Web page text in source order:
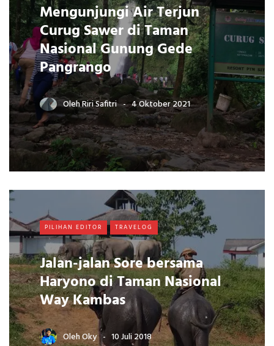
Mengunjungi Air Terjun
Curug Sawer di Taman
Nasional Gunung Gede
Pangrango
OlehRiri Safitri 4 Oktober 2021
PILIHAN EDITOR TRAVELOG
Jalan-jalan Sore bersama
Haryono di Taman Nasional
Way Kambas
OlehOky 10 Juli 2018